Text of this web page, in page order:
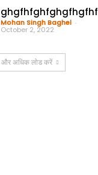
ghgfhfghfghgfhgfhf
Mohan Singh Baghel -
October 2, 2022
और अधिक लोड करें